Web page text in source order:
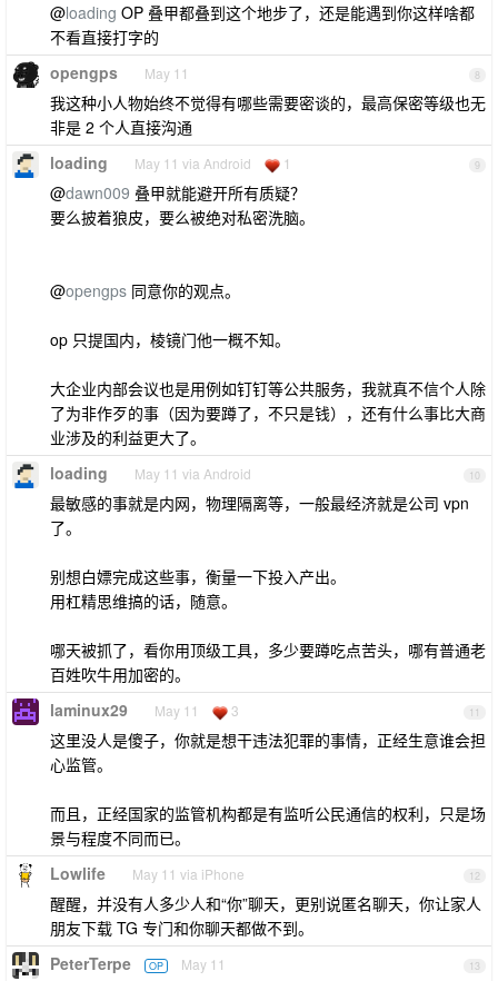
@loading OP 叠甲都叠到这个地步了，还是能遇到你这样啥都
不看直接打字的
8
opengps May 11
我这种小人物始终不觉得有哪些需要密谈的，最高保密等级也无
非是 2 个人直接沟通
9
loading May 11 via Android 1
@dawn009 叠甲就能避开所有质疑？
要么披着狼皮，要么被绝对私密洗脑。
@opengps 同意你的观点。
op 只提国内，棱镜门他一概不知。
大企业内部会议也是用例如钉钉等公共服务，我就真不信个人除
了为非作歹的事（因为要蹲了，不只是钱），还有什么事比大商
业涉及的利益更大了。
10
loading May 11 via Android
最敏感的事就是内网，物理隔离等，一般最经济就是公司 vpn
了。
别想白嫖完成这些事，衡量一下投入产出。
用杠精思维搞的话，随意。
哪天被抓了，看你用顶级工具，多少要蹲吃点苦头，哪有普通老
百姓吹牛用加密的。
11
laminux29 May 11 3
这里没人是傻子，你就是想干违法犯罪的事情，正经生意谁会担
心监管。
而且，正经国家的监管机构都是有监听公民通信的权利，只是场
景与程度不同而已。
12
Lowlife May 11 via iPhone
醒醒，并没有人多少人和“你”聊天，更别说匿名聊天，你让家人
朋友下载 TG 专门和你聊天都做不到。
13
PeterTerpe OP May 11